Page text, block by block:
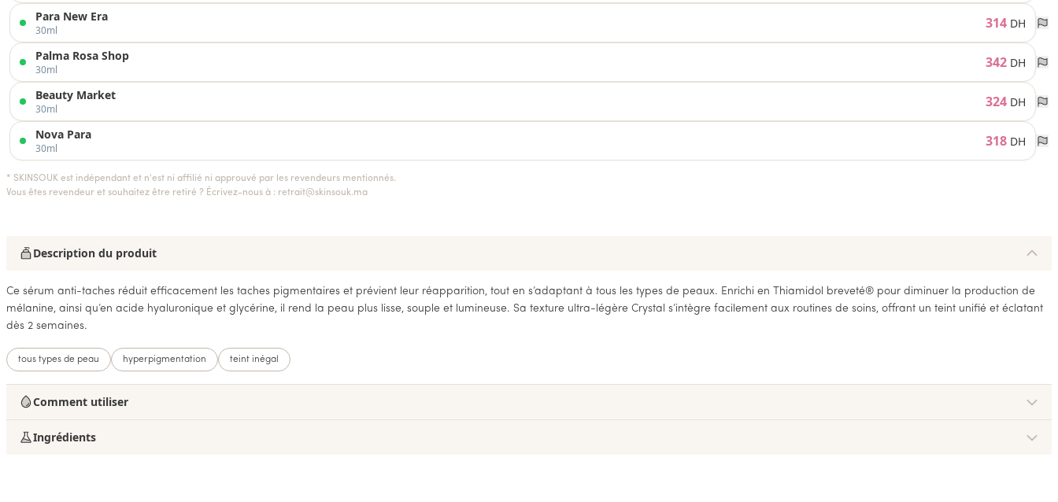
Para New Era
30ml 314 DH
Palma Rosa Shop
30ml 342 DH
Beauty Market
30ml 324 DH
Nova Para
30ml 318 DH
* SKINSOUK est indépendant et n'est ni affilié ni approuvé par les revendeurs mentionnés.
Vous êtes revendeur et souhaitez être retiré ? Écrivez-nous à : retrait@skinsouk.ma
Description du produit
Ce sérum anti-taches réduit efficacement les taches pigmentaires et prévient leur réapparition, tout en s’adaptant à tous les types de peaux. Enrichi en Thiamidol breveté® pour diminuer la production de
mélanine, ainsi qu’en acide hyaluronique et glycérine, il rend la peau plus lisse, souple et lumineuse. Sa texture ultra-légère Crystal s’intègre facilement aux routines de soins, offrant un teint unifié et éclatant
dès 2 semaines.
tous types de peau hyperpigmentation teint inégal
Comment utiliser
Ingrédients